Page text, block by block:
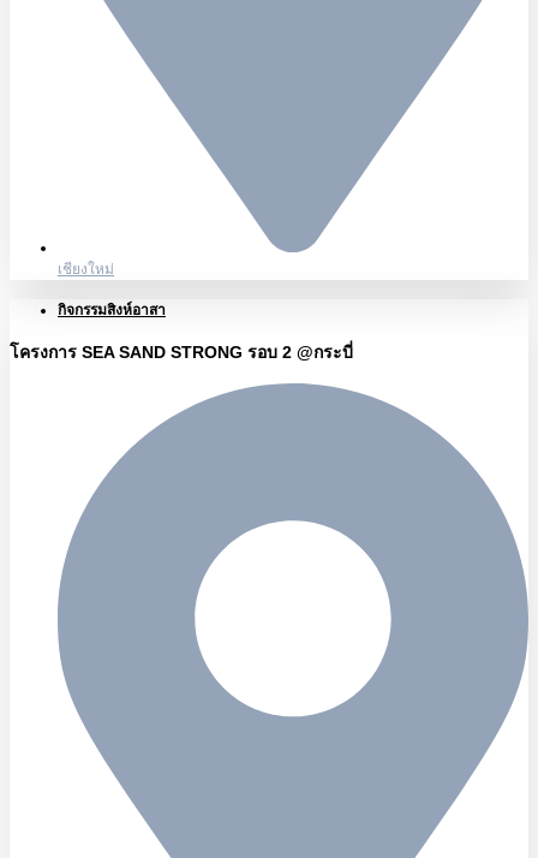
เชียงใหม่
กิจกรรมสิงห์อาสา
โครงการ SEA SAND STRONG รอบ 2 @กระบี่